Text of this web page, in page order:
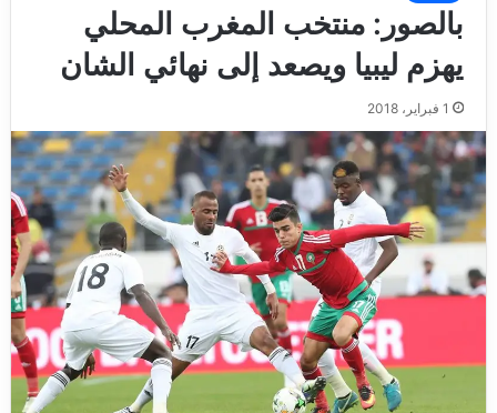
بالصور: منتخب المغرب المحلي
يهزم ليبيا ويصعد إلى نهائي الشان
1 فبراير، 2018